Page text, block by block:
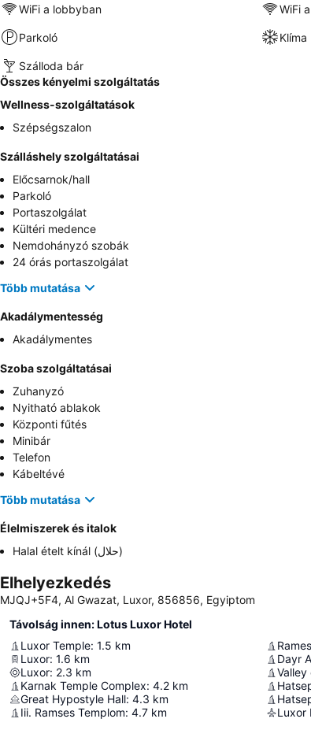
WiFi a lobbyban WiFi
Parkoló Klíma
Szálloda bár
Összes kényelmi szolgáltatás
Wellness-szolgáltatások
Szépségszalon
Szálláshely szolgáltatásai
Előcsarnok/hall
Parkoló
Portaszolgálat
Kültéri medence
Nemdohányzó szobák
24 órás portaszolgálat
Több mutatása
Akadálymentesség
Akadálymentes
Szoba szolgáltatásai
Zuhanyzó
Nyitható ablakok
Központi fűtés
Minibár
Telefon
Kábeltévé
Több mutatása
Élelmiszerek és italok
Halal ételt kínál (حلال)
Elhelyezkedés
MJQJ+5F4, Al Gwazat, Luxor, 856856, Egyiptom
Távolság innen: Lotus Luxor Hotel
Luxor Temple: 1.5 km
Luxor: 1.6 km
Luxor: 2.3 km
Karnak Temple Complex: 4.2 km
Great Hypostyle Hall: 4.3 km
Iii. Ramses Templom: 4.7 km
Dayr
Valley
Luxor